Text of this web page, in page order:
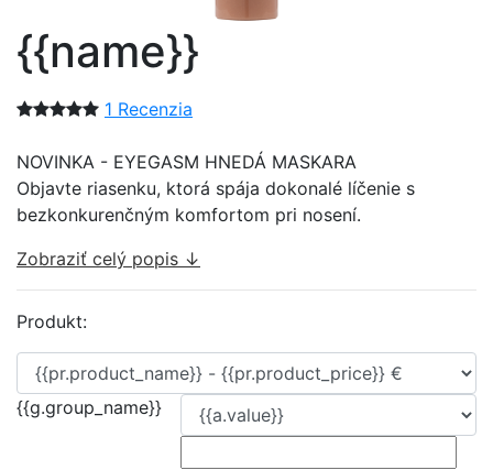
{{name}}
1 Recenzia
NOVINKA - EYEGASM HNEDÁ MASKARA
Objavte riasenku, ktorá spája dokonalé líčenie s
bezkonkurenčným komfortom pri nosení.
Zobraziť celý popis ↓
Produkt:
{{g.group_name}}